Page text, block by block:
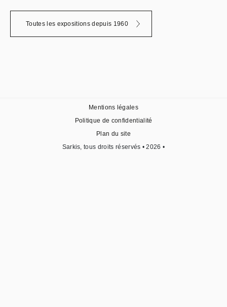
Toutes les expositions depuis 1960
Sarkis, tous droits réservés • 2026 •
Mentions légales
Politique de confidentialité
Plan du site